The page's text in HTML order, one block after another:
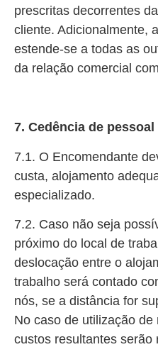
prescritas decorrentes
cliente. Adicionalmente,
estende-se a todas as
da relação comercial
7. Cedência de
7.1. O Encomendante
custa, alojamento
especializado.
7.2. Caso não seja
próximo do local de
deslocação entre o
trabalho será contado
nós, se a distância for
No caso de utilização
custos resultantes serão